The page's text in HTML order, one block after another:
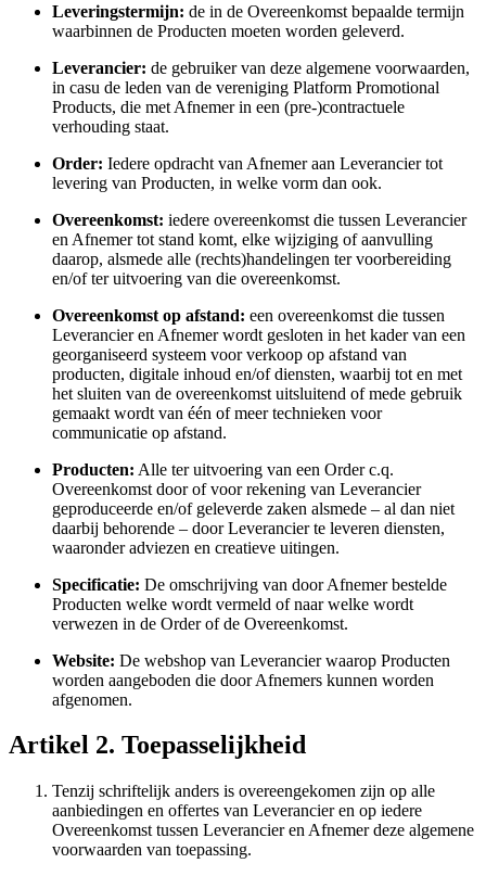
Leveringstermijn: de in de Overeenkomst bepaalde termijn
waarbinnen de Producten moeten worden geleverd.
Leverancier: de gebruiker van deze algemene voorwaarden,
in casu de leden van de vereniging Platform Promotional
Products, die met Afnemer in een (pre-)contractuele
verhouding staat.
Order: Iedere opdracht van Afnemer aan Leverancier tot
levering van Producten, in welke vorm dan ook.
Overeenkomst: iedere overeenkomst die tussen Leverancier
en Afnemer tot stand komt, elke wijziging of aanvulling
daarop, alsmede alle (rechts)handelingen ter voorbereiding
en/of ter uitvoering van die overeenkomst.
Overeenkomst op afstand: een overeenkomst die tussen
Leverancier en Afnemer wordt gesloten in het kader van een
georganiseerd systeem voor verkoop op afstand van
producten, digitale inhoud en/of diensten, waarbij tot en met
het sluiten van de overeenkomst uitsluitend of mede gebruik
gemaakt wordt van één of meer technieken voor
communicatie op afstand.
Producten: Alle ter uitvoering van een Order c.q.
Overeenkomst door of voor rekening van Leverancier
geproduceerde en/of geleverde zaken alsmede – al dan niet
daarbij behorende – door Leverancier te leveren diensten,
waaronder adviezen en creatieve uitingen.
Specificatie: De omschrijving van door Afnemer bestelde
Producten welke wordt vermeld of naar welke wordt
verwezen in de Order of de Overeenkomst.
Website: De webshop van Leverancier waarop Producten
worden aangeboden die door Afnemers kunnen worden
afgenomen.
Artikel 2. Toepasselijkheid
Tenzij schriftelijk anders is overeengekomen zijn op alle
aanbiedingen en offertes van Leverancier en op iedere
Overeenkomst tussen Leverancier en Afnemer deze algemene
voorwaarden van toepassing.